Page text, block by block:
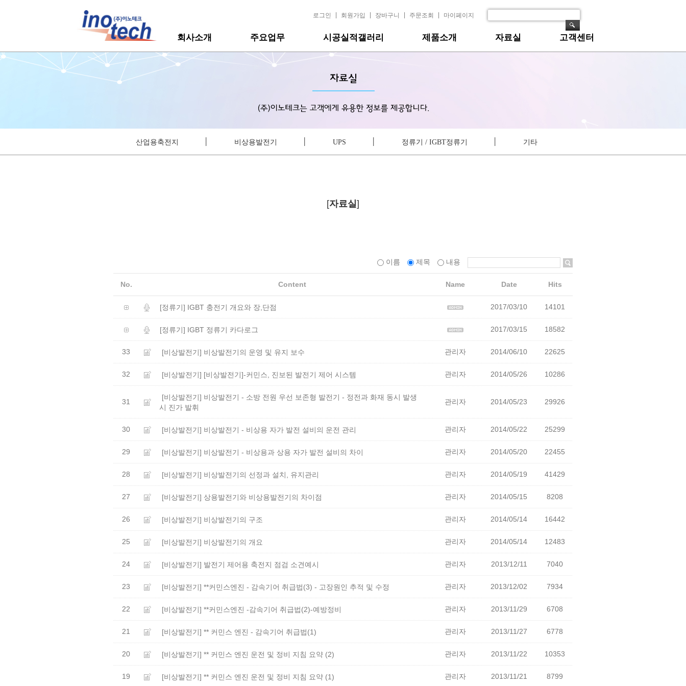
로그인 회원가입 장바구니 주문조회 마이페이지
회사소개 주요업무 시공실적갤러리 제품소개 자료실 고객센터
산업용축전지 비상용발전기 UPS 정류기 / IGBT정류기 기타
[자료실]
이름 제목 내용
No. Content Name Date Hits
[정류기] IGBT 충전기 개요와 장,단점 2017/03/10 14101
[정류기] IGBT 정류기 카다로그 2017/03/15 18582
33 [비상발전기] 비상발전기의 운영 및 유지 보수 관리자 2014/06/10 22625
32 [비상발전기] [비상발전기]-커민스, 진보된 발전기 제어 시스템 관리자 2014/05/26 10286
31
[비상발전기] 비상발전기 - 소방 전원 우선 보존형 발전기 - 정전과 화재 동시 발생
시 진가 발휘
관리자 2014/05/23 29926
30 [비상발전기] 비상발전기 - 비상용 자가 발전 설비의 운전 관리 관리자 2014/05/22 25299
29 [비상발전기] 비상발전기 - 비상용과 상용 자가 발전 설비의 차이 관리자 2014/05/20 22455
28 [비상발전기] 비상발전기의 선정과 설치, 유지관리 관리자 2014/05/19 41429
27 [비상발전기] 상용발전기와 비상용발전기의 차이점 관리자 2014/05/15 8208
26 [비상발전기] 비상발전기의 구조 관리자 2014/05/14 16442
25 [비상발전기] 비상발전기의 개요 관리자 2014/05/14 12483
24 [비상발전기] 발전기 제어용 축전지 점검 소견예시 관리자 2013/12/11 7040
23 [비상발전기] **커민스엔진 - 감속기어 취급법(3) - 고장원인 추적 및 수정 관리자 2013/12/02 7934
22 [비상발전기] **커민스엔진 -감속기어 취급법(2)-예방정비 관리자 2013/11/29 6708
21 [비상발전기] ** 커민스 엔진 - 감속기어 취급법(1) 관리자 2013/11/27 6778
20 [비상발전기] ** 커민스 엔진 운전 및 정비 지침 요약 (2) 관리자 2013/11/22 10353
19 [비상발전기] ** 커민스 엔진 운전 및 정비 지침 요약 (1) 관리자 2013/11/21 8799